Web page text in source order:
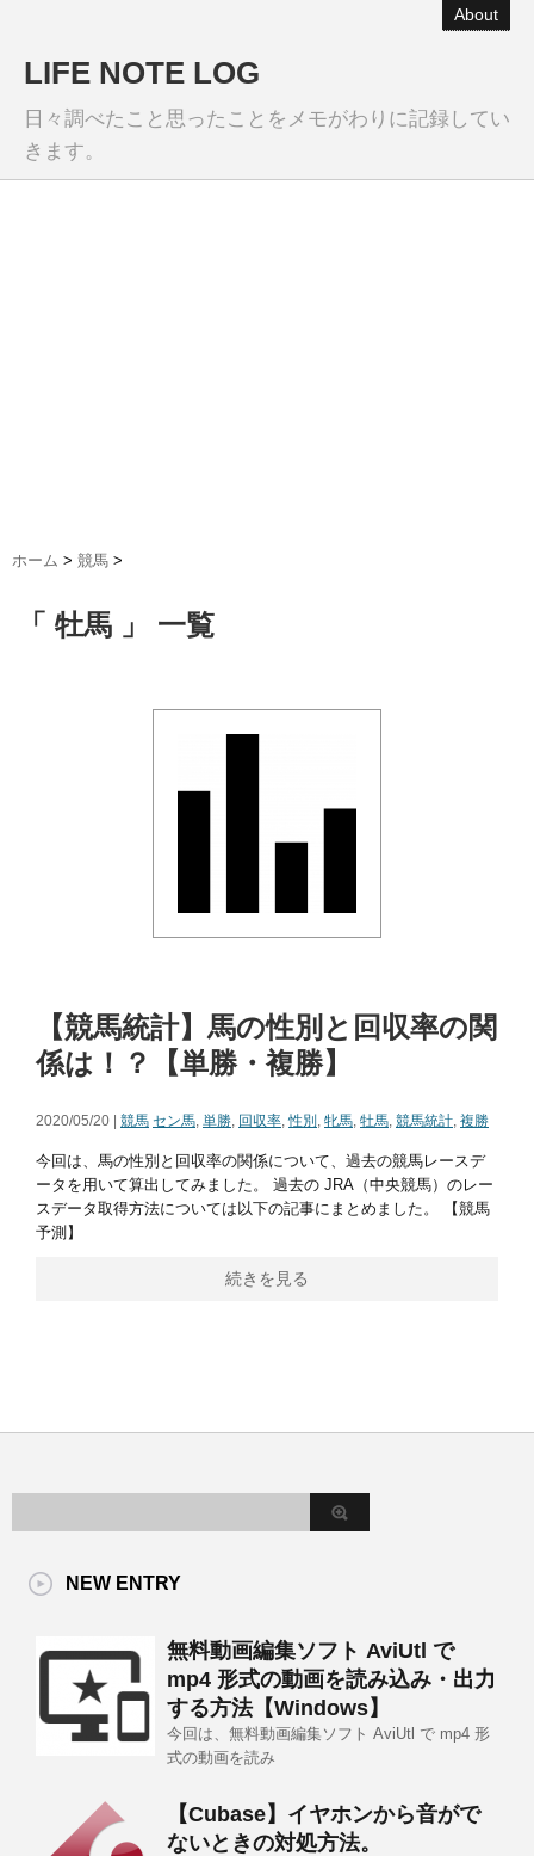
About
LIFE NOTE LOG
日々調べたこと思ったことをメモがわりに記録してい
きます。
ホーム > 競馬 >
「 牡馬 」 一覧
【競馬統計】馬の性別と回収率の関
係は！？【単勝・複勝】
2020/05/20 | 競馬 セン馬, 単勝, 回収率,性別 , 牝馬, 牡馬, 競馬統計, 複勝
今回は、馬の性別と回収率の関係について、過去の競馬レースデ
ータを用いて算出してみました。 過去の JRA（中央競馬）のレー
スデータ取得方法については以下の記事にまとめました。 【競馬
予測】
続きを見る
NEW ENTRY
無料動画編集ソフト AviUtl で
mp4 形式の動画を読み込み・出力
する方法【Windows】
今回は、無料動画編集ソフト AviUtl で mp4 形
式の動画を読み
【Cubase】イヤホンから音がで
ないときの対処方法。